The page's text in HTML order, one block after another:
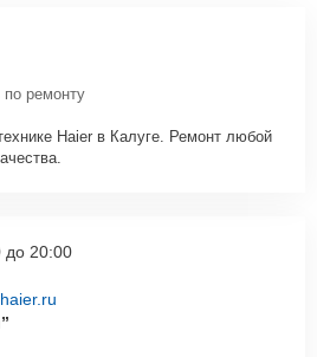
по ремонту
Haier в Калуге. Ремонт любой
до 20:00